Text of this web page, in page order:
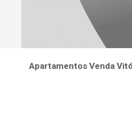
Apartamentos Venda